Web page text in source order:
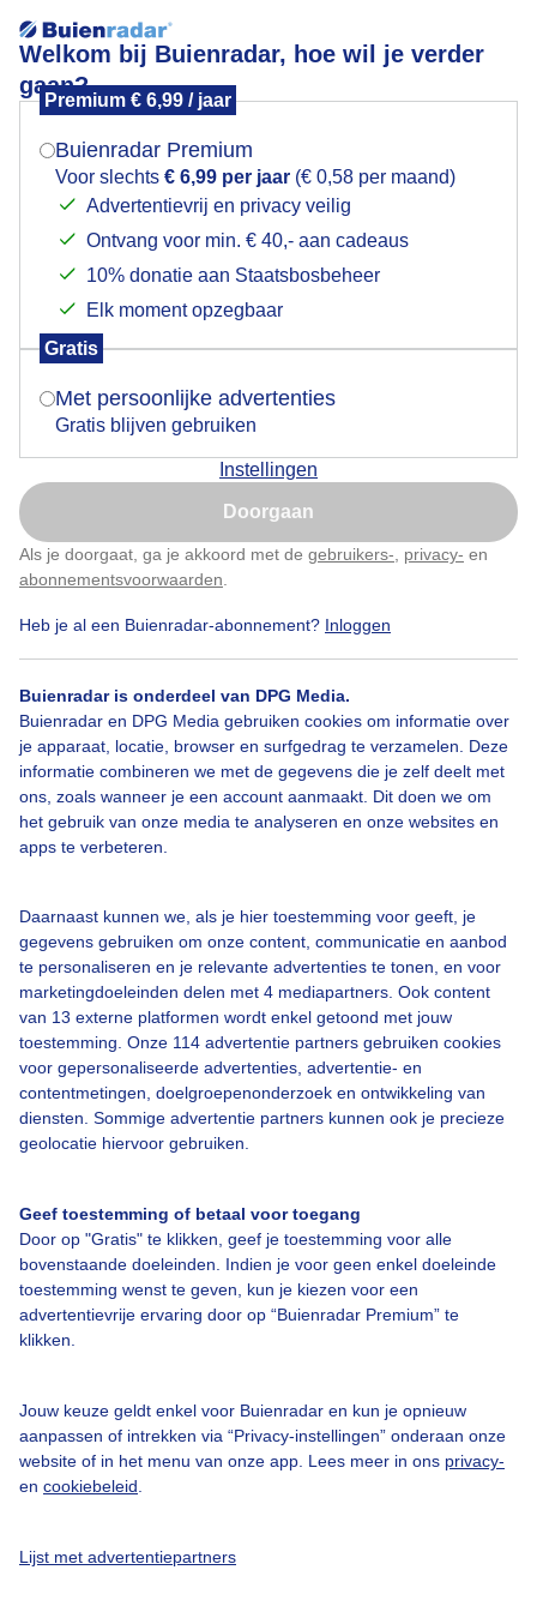
Welkom bij Buienradar, hoe wil je verder
gaan?
Premium € 6,99 / jaar
Buienradar Premium
Voor slechts € 6,99 per jaar (€ 0,58 per maand)
Advertentievrij en privacy veilig
Ontvang voor min. € 40,- aan cadeaus
10% donatie aan Staatsbosbeheer
Elk moment opzegbaar
Gratis
Met persoonlijke advertenties
Gratis blijven gebruiken
Instellingen
Doorgaan
Als je doorgaat, ga je akkoord met de gebruikers- privacy- en
abonnementsvoorwaarden
Heb je al een Buienradar-abonnement? Inloggen
Buienradar is onderdeel van DPG Media.
Buienradar en DPG Media gebruiken cookies om informatie over
je apparaat, locatie, browser en surfgedrag te verzamelen. Deze
informatie combineren we met de gegevens die je zelf deelt met
ons, zoals wanneer je een account aanmaakt. Dit doen we om
het gebruik van onze media te analyseren en onze websites en
apps te verbeteren.
Daarnaast kunnen we, als je hier toestemming voor geeft, je
gegevens gebruiken om onze content, communicatie en aanbod
te personaliseren en je relevante advertenties te tonen, en voor
marketingdoeleinden delen met 4 mediapartners. Ook content
van 13 externe platformen wordt enkel getoond met jouw
toestemming. Onze 114 advertentie partners gebruiken cookies
voor gepersonaliseerde advertenties, advertentie- en
contentmetingen, doelgroepenonderzoek en ontwikkeling van
diensten. Sommige advertentie partners kunnen ook je precieze
geolocatie hiervoor gebruiken.
Geef toestemming of betaal voor toegang
Door op "Gratis" te klikken, geef je toestemming voor alle
bovenstaande doeleinden. Indien je voor geen enkel doeleinde
toestemming wenst te geven, kun je kiezen voor een
advertentievrije ervaring door op “Buienradar Premium” te
klikken.
Jouw keuze geldt enkel voor Buienradar en kun je opnieuw
aanpassen of intrekken via “Privacy-instellingen” onderaan onze
website of in het menu van onze app. Lees meer in ons privacy-
en cookiebeleid
Lijst met advertentiepartners
HALO ZON MELKACHTIGE LUCHT BUITENGEBIED
WOGNUM NH 24 SEPTEMBER
Bekijk slideshow
Een moment geduld aub...
Over Buienradar
Veelgestelde vragen
Contact
Toegankelijkheid
Gebruikersvoorwaarden
Buienradar Team
Privacy beleid
Mogen we je locatie gebruiken voor het
Indien je hier nog geen akkoord op hebt gegeven,
verschijnt er zo een pop-up uit je browser waarin
Is goed, toon de popup
Nu niet, misschien later
Klik hierom dit aan te passen